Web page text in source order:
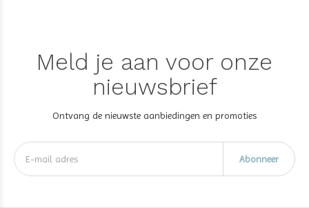
Meld je aan voor onze
nieuwsbrief
Ontvang de nieuwste aanbiedingen en promoties
Abonneer